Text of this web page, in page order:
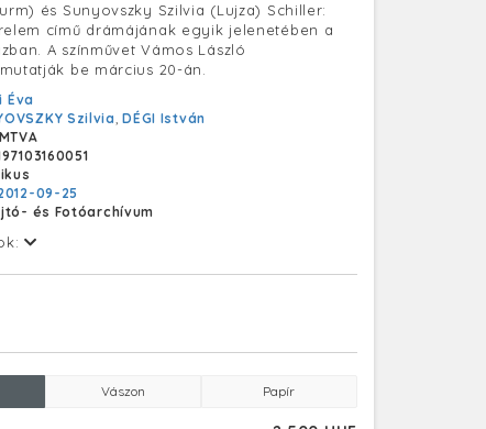
és Sunyovszky Szilvia (Lujza) Schiller:
című drámájának egyik jelenetében a
A színművet Vámos László
be március 20-án.
Éva
Szilvia,DÉGI István
09-25
és Fotóarchívum
Vászon Papír